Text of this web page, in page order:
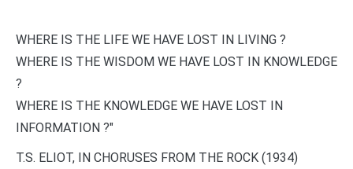
WHERE IS THE LIFE WE HAVE LOST IN LIVING ?
WHERE IS THE WISDOM WE HAVE LOST IN KNOWLEDGE
?
WHERE IS THE KNOWLEDGE WE HAVE LOST IN
INFORMATION ?"
T.S. ELIOT, IN CHORUSES FROM THE ROCK (1934)